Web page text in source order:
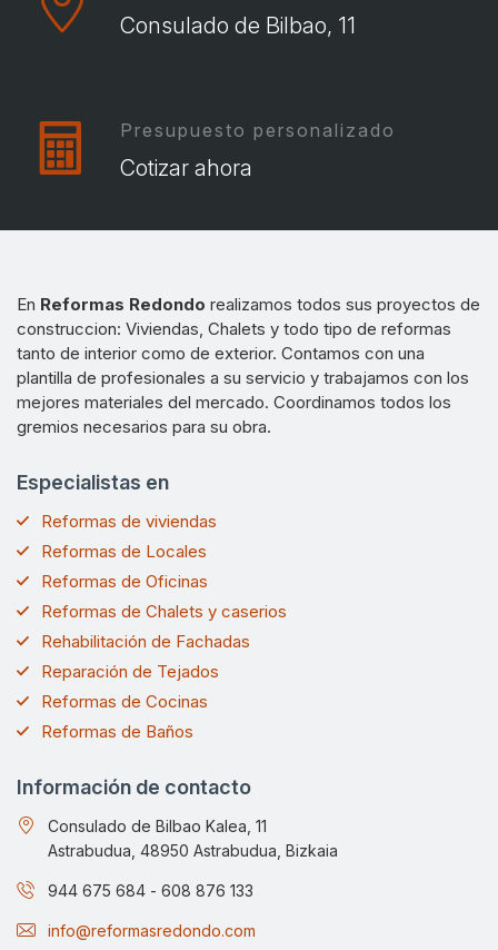
Consulado de Bilbao, 11
Presupuesto personalizado
Cotizar ahora
En Reformas Redondo realizamos todos sus proyectos de
construccion: Viviendas, Chalets y todo tipo de reformas
tanto de interior como de exterior. Contamos con una
plantilla de profesionales a su servicio y trabajamos con los
mejores materiales del mercado. Coordinamos todos los
gremios necesarios para su obra.
Especialistas en
Reformas de viviendas
Reformas de Locales
Reformas de Oficinas
Reformas de Chalets y caserios
Rehabilitación de Fachadas
Reparación de Tejados
Reformas de Cocinas
Reformas de Baños
Información de contacto
Consulado de Bilbao Kalea, 11
Astrabudua, 48950 Astrabudua, Bizkaia
944 675 684 - 608 876 133
info@reformasredondo.com